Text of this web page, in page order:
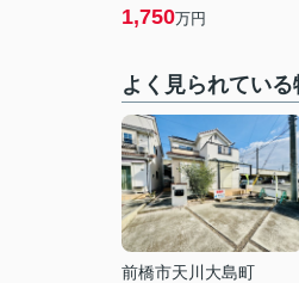
1,750万円
よく見られている
前橋市天川大島町